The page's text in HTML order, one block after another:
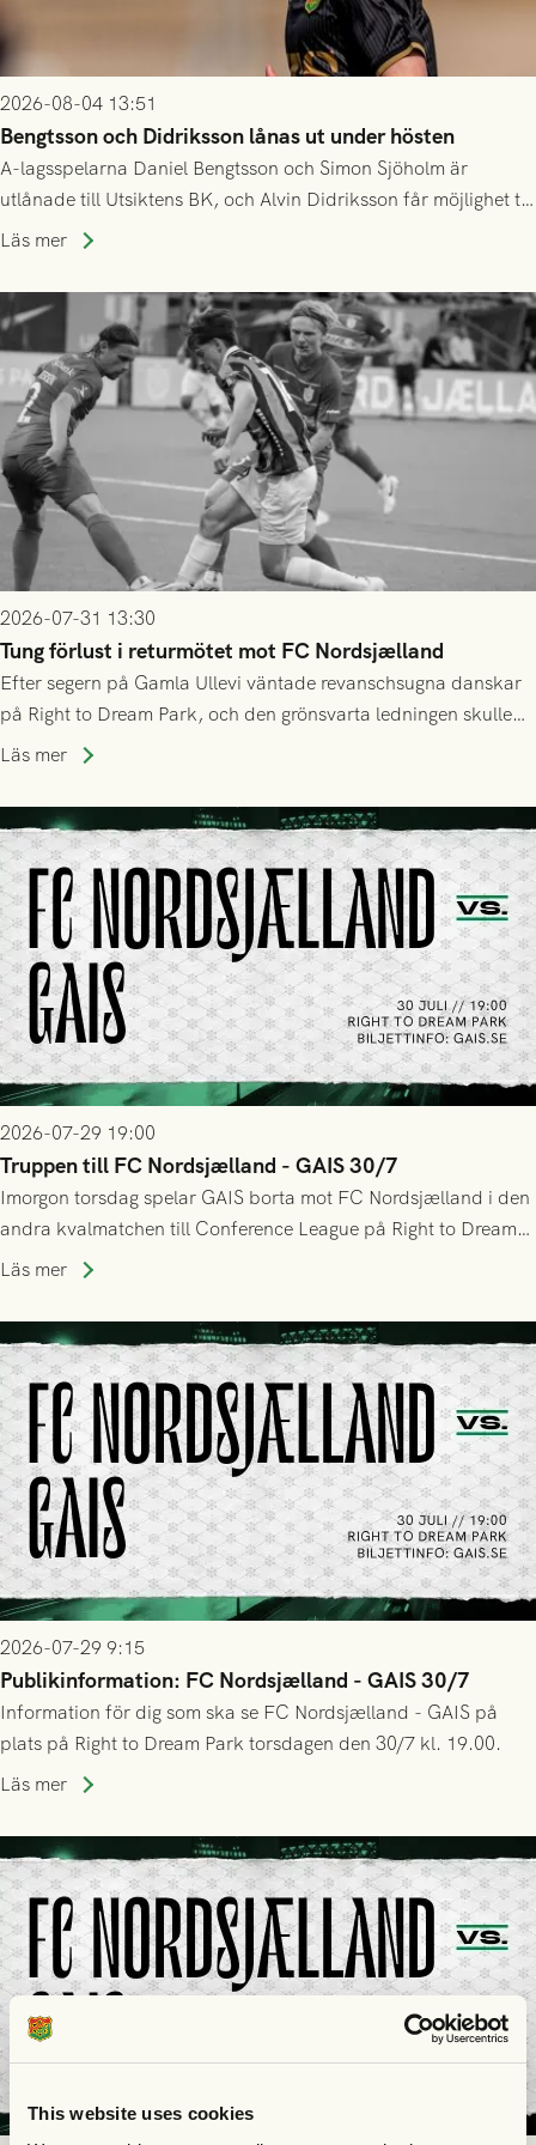
This website uses cookies
2026-08-04 13:51
Bengtsson och Didriksson lånas ut under hösten
A-lagsspelarna Daniel Bengtsson och Simon Sjöholm är
utlånade till Utsiktens BK, och Alvin Didriksson får möjlighet till
speltid i Hestrafors genom föreningssamarbete.
Läs mer
2026-07-31 13:30
Tung förlust i returmötet mot FC Nordsjælland
Efter segern på Gamla Ullevi väntade revanschsugna danskar
på Right to Dream Park, och den grönsvarta ledningen skulle
upphöra efter mindre än kvarten spelad. På lika mark visade
tennissiffror och det grönsvarta europaäventyret tog slut.
Läs mer
2026-07-29 19:00
Truppen till FC Nordsjælland - GAIS 30/7
Imorgon torsdag spelar GAIS borta mot FC Nordsjælland i den
andra kvalmatchen till Conference League på Right to Dream
Park! Fredrik Holmberg och ledarstaben har tagit ut följande
Läs mer
2026-07-29 9:15
Publikinformation: FC Nordsjælland - GAIS 30/7
Information för dig som ska se FC Nordsjælland - GAIS på
plats på Right to Dream Park torsdagen den 30/7 kl. 19.00.
Läs mer